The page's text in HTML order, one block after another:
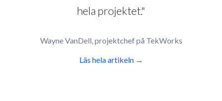
hela projektet."
Wayne VanDell, projektchef på TekWorks
Läs hela artikeln →